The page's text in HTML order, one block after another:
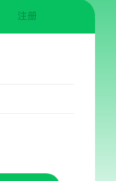
注册